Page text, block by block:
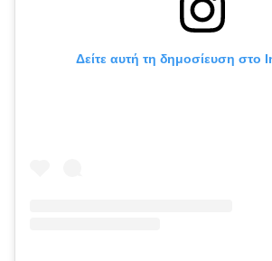
Δείτε αυτή τη δημοσίευση στο